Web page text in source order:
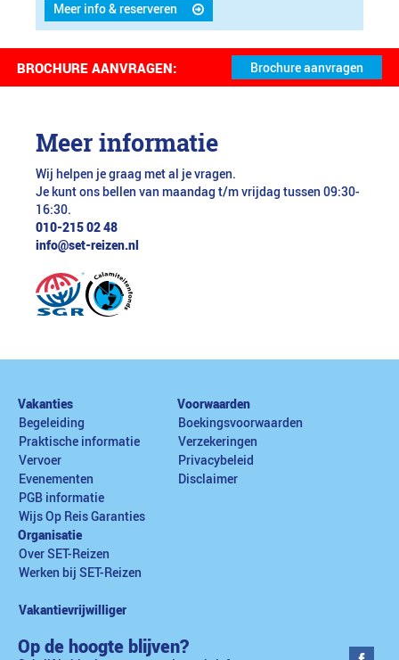
Meer info & reserveren
BROCHURE AANVRAGEN:
Meer informatie
Wij helpen je graag met al je vragen.
Je kunt ons bellen van maandag t/m vrijdag tussen 09:30-
16:30.
010-215 02 48
info@set-reizen.nl
Vakanties
Begeleiding
Praktische informatie
Vervoer
Evenementen
PGB informatie
Wijs Op Reis Garanties
Voorwaarden
Boekingsvoorwaarden
Verzekeringen
Privacybeleid
Disclaimer
Organisatie
Over SET-Reizen
Werken bij SET-Reizen
Vakantievrijwilliger
Op de hoogte blijven?